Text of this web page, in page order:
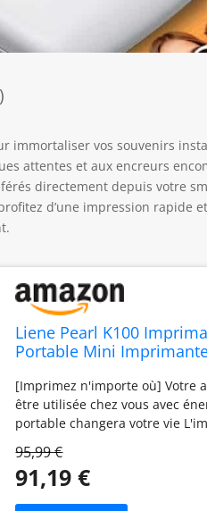
immortaliser vos souvenirs
attentes et aux encreurs
directement depuis votre
d’une impression rapide
Liene Pearl K100
Portable Mini
Bluetooth 5.0,
[Imprimez n'importe où] Votre
être utilisée chez vous avec
portable changera votre vie
donc elle ne prend pas
plus, la mini imprimante
95,99 €
91,19 €